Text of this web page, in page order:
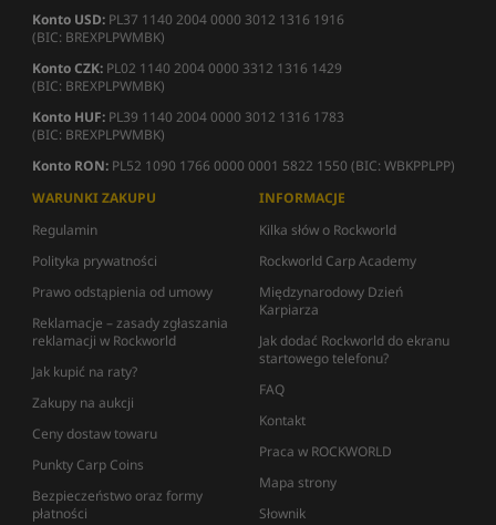
Konto USD: PL37 1140 2004 0000 3012 1316 1916
(BIC: BREXPLPWMBK)
Konto CZK: PL02 1140 2004 0000 3312 1316 1429
(BIC: BREXPLPWMBK)
Konto HUF: PL39 1140 2004 0000 3012 1316 1783
(BIC: BREXPLPWMBK)
Konto RON: PL52 1090 1766 0000 0001 5822 1550 (BIC: WBKPPLPP)
WARUNKI ZAKUPU
Regulamin
Polityka prywatności
Prawo odstąpienia od umowy
Reklamacje – zasady zgłaszania
reklamacji w Rockworld
Jak kupić na raty?
Zakupy na aukcji
Ceny dostaw towaru
Punkty Carp Coins
Bezpieczeństwo oraz formy
płatności
INFORMACJE
Kilka słów o Rockworld
Rockworld Carp Academy
Międzynarodowy Dzień
Karpiarza
Jak dodać Rockworld do ekranu
startowego telefonu?
FAQ
Kontakt
Praca w ROCKWORLD
Mapa strony
Słownik